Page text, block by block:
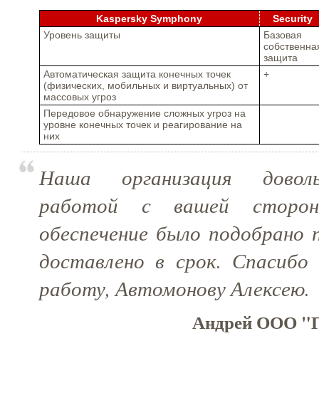
Kaspersky Symphony
Security
Уровень защиты
Базовая
защита
Автоматическая защита конечных точек
(физических, мобильных и виртуальных) от
массовых угроз
+
Передовое обнаружение сложных угроз на
уровне конечных точек и реагирование на
них
Наша организация
работой с вашей
обеспечение было
доставлено в срок.
работу, Автомонову Алексею.
Андрей ООО